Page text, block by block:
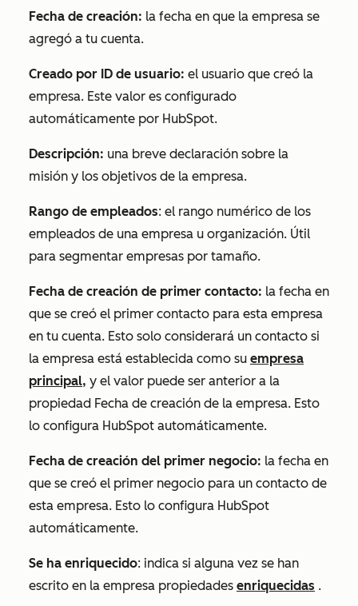
Fecha de creación: la fecha en que la empresa se
agregó a tu cuenta.
Creado por ID de usuario: el usuario que creó la
empresa. Este valor es configurado
automáticamente por HubSpot.
Descripción: una breve declaración sobre la
misión y los objetivos de la empresa.
Rango de empleados: el rango numérico de los
empleados de una empresa u organización. Útil
para segmentar empresas por tamaño.
Fecha de creación de primer contacto: la fecha en
que se creó el primer contacto para esta empresa
en tu cuenta. Esto solo considerará un contacto si
la empresa está establecida como su empresa
principal, y el valor puede ser anterior a la
propiedad Fecha de creación de la empresa. Esto
lo configura HubSpot automáticamente.
Fecha de creación del primer negocio: la fecha en
que se creó el primer negocio para un contacto de
esta empresa. Esto lo configura HubSpot
automáticamente.
Se ha enriquecido: indica si alguna vez se han
escrito en la empresa propiedades enriquecidas .